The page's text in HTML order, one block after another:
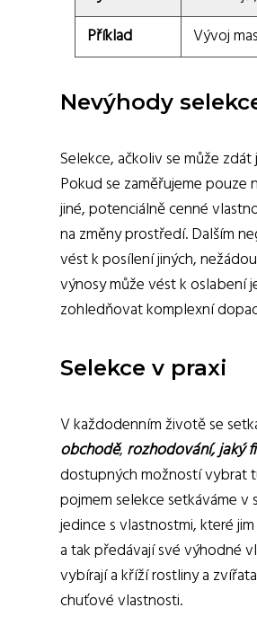
Příklad
Vývoj
Nevýhody
Selekce, ačkoliv se může
Pokud se zaměřujeme
jiné, potenciálně cenné
na změny prostředí. Dalším
vést k posílení jiných,
výnosy může vést k oslabení
zohledňovat komplexní
Selekce v praxi
V každodenním životě se
obchodě, rozhodování, jaký
dostupných možností vybrat
pojmem selekce setkáváme
jedince s vlastnostmi, které
a tak předávají své výhodné
vybírají a kříží rostliny a
chuťové vlastnosti.